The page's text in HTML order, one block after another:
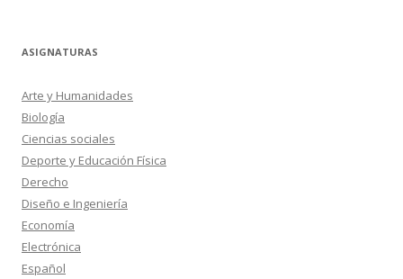
ASIGNATURAS
Arte y Humanidades
Biología
Ciencias sociales
Deporte y Educación Física
Derecho
Diseño e Ingeniería
Economía
Electrónica
Español